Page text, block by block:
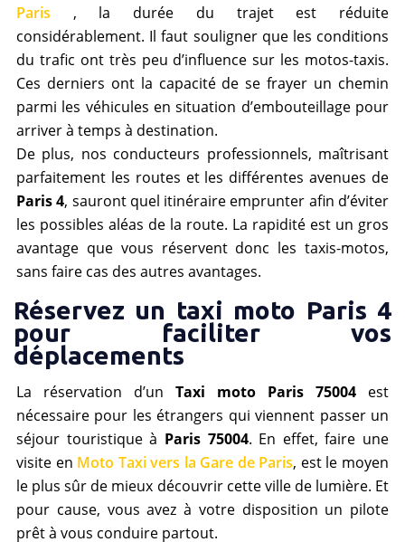
Paris , la durée du trajet est réduite
considérablement. Il faut souligner que les conditions
du trafic ont très peu d’influence sur les motos-taxis.
Ces derniers ont la capacité de se frayer un chemin
parmi les véhicules en situation d’embouteillage pour
arriver à temps à destination.
De plus, nos conducteurs professionnels, maîtrisant
parfaitement les routes et les différentes avenues de
Paris 4, sauront quel itinéraire emprunter afin d’éviter
les possibles aléas de la route. La rapidité est un gros
avantage que vous réservent donc les taxis-motos,
sans faire cas des autres avantages.
Réservez un taxi moto Paris 4
pour faciliter vos
déplacements
La réservation d’un Taxi moto Paris 75004 est
nécessaire pour les étrangers qui viennent passer un
séjour touristique à Paris 75004. En effet, faire une
visite en Moto Taxi vers la Gare de Paris, est le moyen
le plus sûr de mieux découvrir cette ville de lumière. Et
pour cause, vous avez à votre disposition un pilote
prêt à vous conduire partout.